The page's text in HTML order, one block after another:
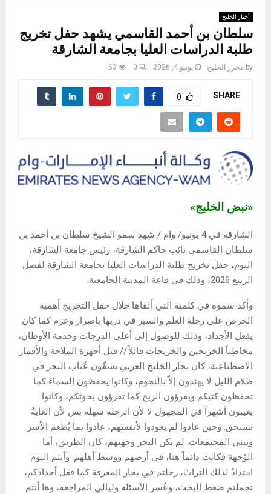
أخبار الخليج
سلطان بن أحمد القاسمي يشهد حفل تخريج
طلبة الدراسات العليا بجامعة الشارقة
by محرر الخليج يونيو 4, 2026 0
63
SHARE
0
«نبض الخليج»
الشارقة في 4 يونيو/ وام / شهد سمو الشيخ سلطان بن أحمد بن
سلطان القاسمي نائب حاكم الشارقة، رئيس جامعة الشارقة،
اليوم، حفل تخريج طلبة الدراسات العليا بجامعة الشارقة لفصل
الربيع 2026، وذلك في قاعة المدينة الجامعية.
وأكد سموه في كلمته التي ألقاها خلال حفل التخريج أهمية
الحرص على رحلة العلم والسير في دربها بإصرار وعزم كما كان
يفعل الأجداد، وذلك للوصول إلى أعلى الدرجات وخدمة الأوطان،
مخاطباً الخريجين والخريجات قائلاً // قبل أجهزة الملاحة والأقمار
الاصطناعية، كان تجار الخليج العربي يشقّون عُباب البحر في
ظلام الليل لا يهتدون إلاّ بالنجوم، وكانوا يحفظون السماء كما
تحفظون كتبكم ويقرؤون الريح كما تقرؤون بحوثكم، وكانوا
يغيبون أشهراً في المجهول لا لأن الرحلة سهلة بس لأن الغايةُ
تستحق. وحين عادوا لم يعودوا لأنفسهم، عادوا بما يُطعم الأسر
ويبني المجتمعات. لم يكن البحر وجهتهم، كان الطريق، أما
الوُجهة فكانت دائماً هنا، في أرضهم ووسط أهلهم. وأنتم اليوم
امتدادٌ لذلك التراث، رحلتم في بحار المعرفة كما فعل أجدادكم،
تحملتم ضغط البحث، وعُسر الأسئلة وليالي المراجعة، وها أنتم